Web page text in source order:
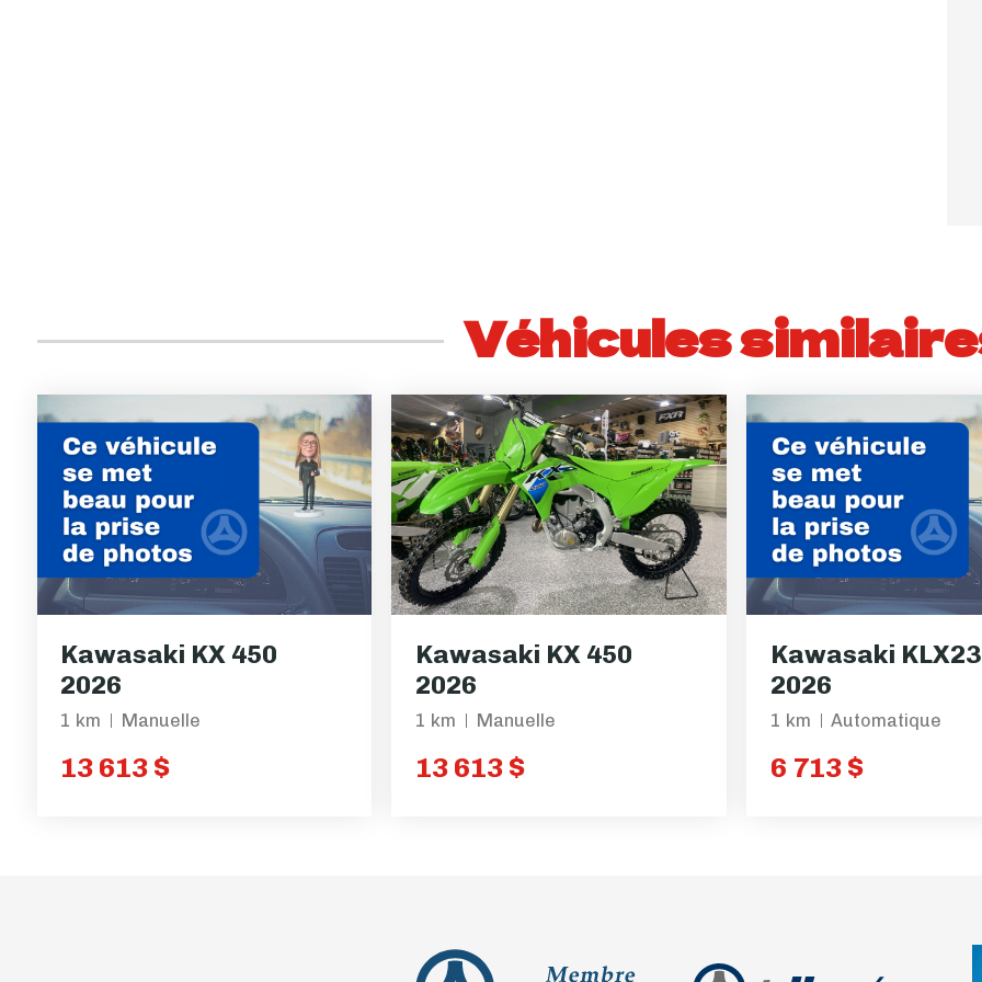
Véhicules
Kawasaki KX 450
2026
1 km Manuelle
13 613 $
Kawasaki KX 450
2026
1 km Manuelle
13 613 $
Kawasaki
2026
1 km Automatique
6 713 $